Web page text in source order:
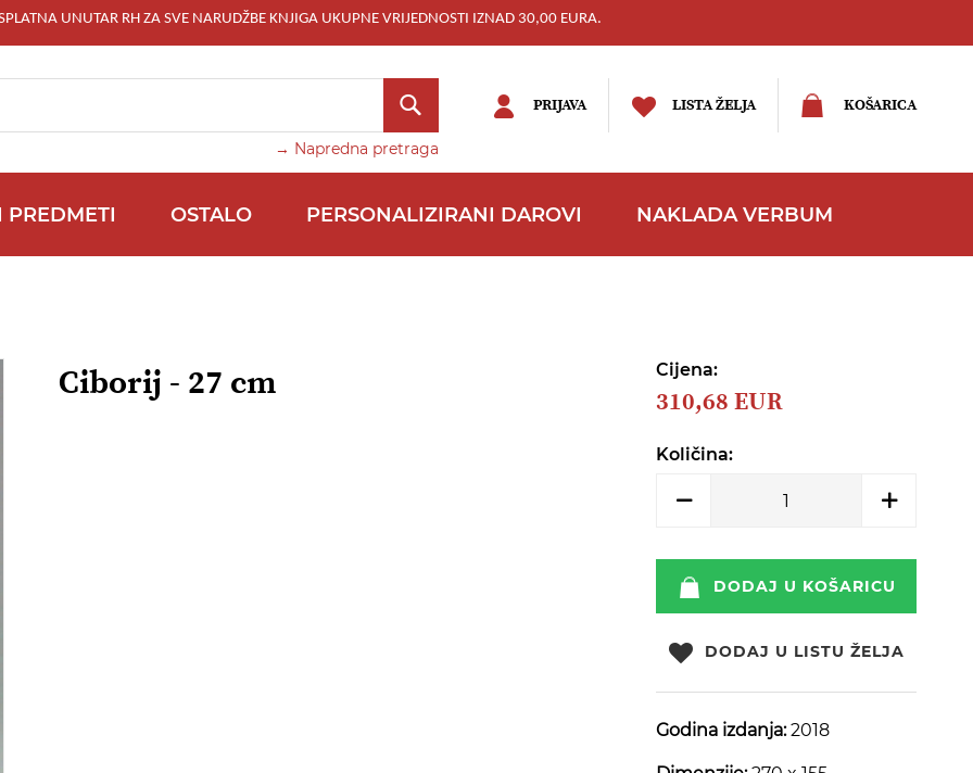
UNUTAR RH ZA SVE NARUDŽBE KNJIGA UKUPNE VRIJEDNOSTI IZNAD 30,00 EURA.
KOŠARICA
LISTA ŽELJA
→ Napredna pretraga
TRAŽI
PRIJAVA
PREDMETI OSTALO PERSONALIZIRANI DAROVI NAKLADA VERBUM
Cijena:
310,68 EUR
Količina:
DODAJ U KOŠARICU
DODAJ U LISTU ŽELJA
Godina izdanja:2018
Ciborij - 27 cm